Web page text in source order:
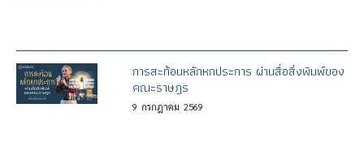
การสะท้อนหลักหกประการ ผ่านสื่อสิ่งพิมพ์ของ
คณะราษฎร
9 กรกฎาคม 2569